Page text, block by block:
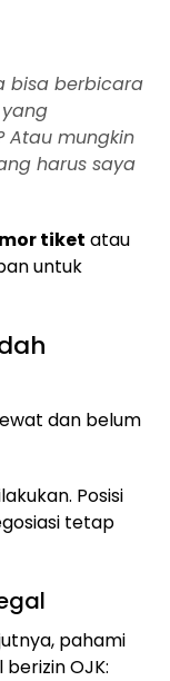
bisa berbicara
Atau mungkin
harus saya
tiket atau
untuk
dan belum
Posisi
tetap
pahami
OJK: